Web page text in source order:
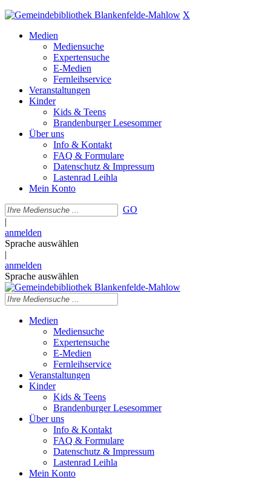
X
Medien
Mediensuche
Expertensuche
E-Medien
Fernleihservice
Veranstaltungen
Kinder
Kids & Teens
Brandenburger Lesesommer
Über uns
Info & Kontakt
FAQ & Formulare
Datenschutz & Impressum
Lastenrad Leihla
Mein Konto
GO
|
anmelden
Sprache auswählen
|
anmelden
Sprache auswählen
Medien
Mediensuche
Expertensuche
E-Medien
Fernleihservice
Veranstaltungen
Kinder
Kids & Teens
Brandenburger Lesesommer
Über uns
Info & Kontakt
FAQ & Formulare
Datenschutz & Impressum
Lastenrad Leihla
Mein Konto